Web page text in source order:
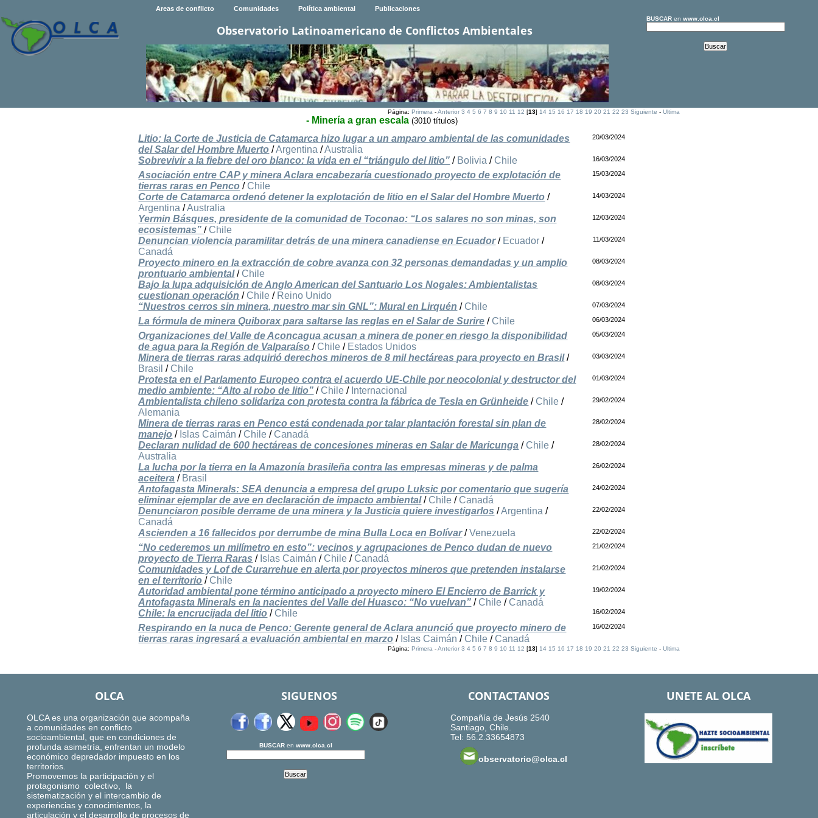
Areas de conflicto Comunidades Política ambiental Publicaciones
Observatorio Latinoamericano de Conflictos Ambientales
BUSCARen www.olca.cl
Página: Primera-Anterior 3 4 5 6 7 8 9 10 11 12 [13] 14 15 16 17 18 19 20 21 22 23 Siguiente - Ultima
- Minería a gran escala (3010 títulos)
Litio: la Corte de Justicia de Catamarca hizo lugar a un amparo ambiental de las comunidades
del Salar del Hombre Muerto /Argentina /Australia
20/03/2024
Sobrevivir a la fiebre del oro blanco: la vida en el “triángulo del litio” / Bolivia / Chile 16/03/2024
Asociación entre CAP y minera Aclara encabezaría cuestionado proyecto de explotación de
tierras raras en Penco / Chile
15/03/2024
Corte de Catamarca ordenó detener la explotación de litio en el Salar del Hombre Muerto /
Argentina /Australia
14/03/2024
Yermin Básques, presidente de la comunidad de Toconao: “Los salares no son minas, son
ecosistemas”/ Chile
12/03/2024
Denuncian violencia paramilitar detrás de una minera canadiense en Ecuador/ Ecuador /
Canadá
11/03/2024
Proyecto minero en la extracción de cobre avanza con 32 personas demandadas y un amplio
prontuario ambiental/ Chile
08/03/2024
Bajo la lupa adquisición de Anglo American del Santuario Los Nogales: Ambientalistas
cuestionan operación / Chile / Reino Unido
08/03/2024
“Nuestros cerros sin minera, nuestro mar sin GNL”: Mural en Lirquén / Chile 07/03/2024
La fórmula de minera Quiborax para saltarse las reglas en el Salar de Surire / Chile 06/03/2024
Organizaciones del Valle de Aconcagua acusan a minera de poner en riesgo la disponibilidad
de agua para la Región de Valparaíso / Chile / Estados Unidos
05/03/2024
Minera de tierras raras adquirió derechos mineros de 8 mil hectáreas para proyecto en Brasil/
Brasil / Chile
03/03/2024
Protesta en el Parlamento Europeo contra el acuerdo UE-Chile por neocolonial y destructor del
medio ambiente: “Alto al robo de litio” / Chile / Internacional
01/03/2024
Ambientalista chileno solidariza con protesta contra la fábrica de Tesla en Grünheide / Chile /
Alemania
29/02/2024
Minera de tierras raras en Penco está condenada por talar plantación forestal sin plan de
manejo / Islas Caimán / Chile / Canadá
28/02/2024
Declaran nulidad de 600 hectáreas de concesiones mineras en Salar de Maricunga / Chile /
Australia
28/02/2024
La lucha por la tierra en la Amazonía brasileña contra las empresas mineras y de palma
aceitera / Brasil
26/02/2024
Antofagasta Minerals: SEA denuncia a empresa del grupo Luksic por comentario que sugería
eliminar ejemplar de ave en declaración de impacto ambiental/ Chile / Canadá
24/02/2024
Denunciaron posible derrame de una minera y la Justicia quiere investigarlos /Argentina /
Canadá
22/02/2024
Ascienden a 16 fallecidos por derrumbe de mina Bulla Loca en Bolívar/Venezuela 22/02/2024
“No cederemos un milímetro en esto”: vecinos y agrupaciones de Penco dudan de nuevo
proyecto de Tierra Raras / Islas Caimán / Chile / Canadá
21/02/2024
Comunidades y Lof de Curarrehue en alerta por proyectos mineros que pretenden instalarse
en el territorio / Chile
21/02/2024
Autoridad ambiental pone término anticipado a proyecto minero El Encierro de Barrick y
Antofagasta Minerals en la nacientes del Valle del Huasco: “No vuelvan” / Chile / Canadá
19/02/2024
Chile: la encrucijada del litio / Chile 16/02/2024
Respirando en la nuca de Penco: Gerente general de Aclara anunció que proyecto minero de
tierras raras ingresará a evaluación ambiental en marzo / Islas Caimán / Chile / Canadá
16/02/2024
Página: Primera-Anterior 3 4 5 6 7 8 9 10 11 12 [13] 14 15 16 17 18 19 20 21 22 23 Siguiente - Ultima
OLCA
OLCA es una organización que acompaña
a comunidades en conflicto
socioambiental, que en condiciones de
profunda asimetría, enfrentan un modelo
económico depredador impuesto en los
territorios.
Promovemos la participación y el
protagonismo colectivo, la
sistematización y el intercambio de
experiencias y conocimientos, la
articulación y el desarrollo de procesos de
SIGUENOS
BUSCARen www.olca.cl
CONTACTANOS
Compañía de Jesús 2540
Santiago, Chile.
Tel: 56.2.33654873
observatorio@olca.cl
UNETE AL OLCA